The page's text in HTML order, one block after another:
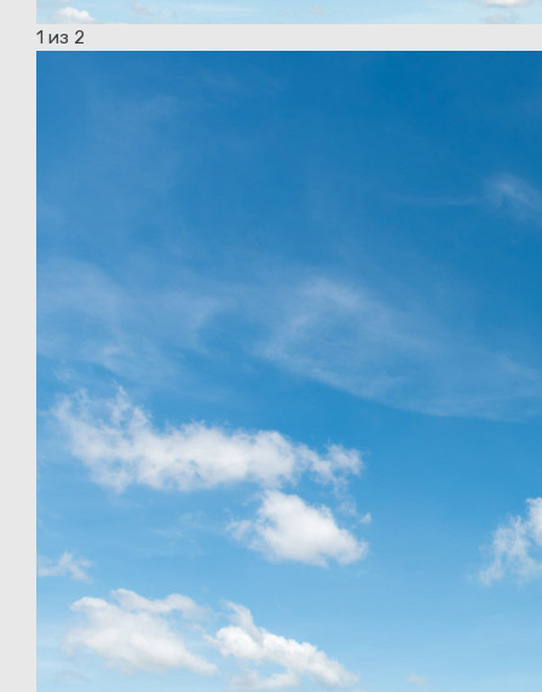
1 из 2